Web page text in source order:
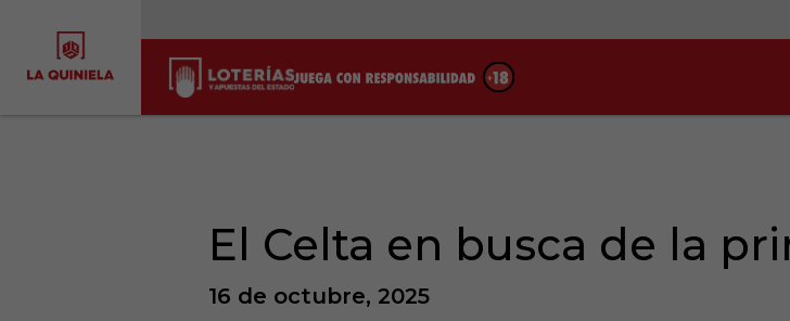
El Celta en busca de la
16 de octubre, 2025